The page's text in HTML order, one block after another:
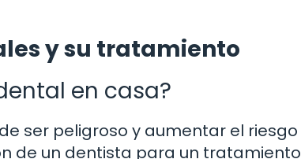
y su tratamiento
en casa?
ser peligroso y aumentar el
de un dentista para un tratamiento